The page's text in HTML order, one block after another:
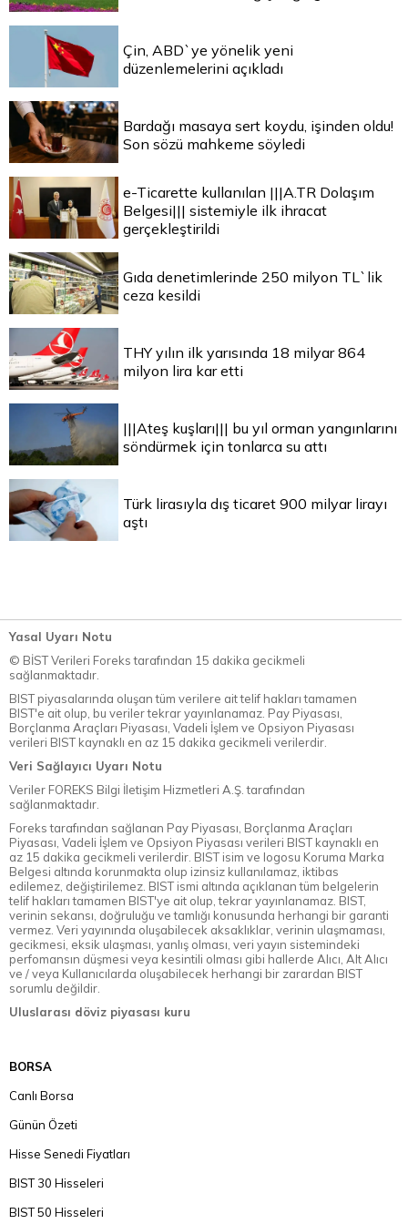
Çin, ABD`ye yönelik yeni
düzenlemelerini açıkladı
Bardağı masaya sert koydu, işinden oldu!
Son sözü mahkeme söyledi
e-Ticarette kullanılan |||A.TR Dolaşım
Belgesi||| sistemiyle ilk ihracat
gerçekleştirildi
Gıda denetimlerinde 250 milyon TL`lik
ceza kesildi
THY yılın ilk yarısında 18 milyar 864
milyon lira kar etti
|||Ateş kuşları||| bu yıl orman yangınlarını
söndürmek için tonlarca su attı
Türk lirasıyla dış ticaret 900 milyar lirayı
aştı
Yasal Uyarı Notu
© BİST Verileri Foreks tarafından 15 dakika gecikmeli
sağlanmaktadır.
BIST piyasalarında oluşan tüm verilere ait telif hakları tamamen
BIST'e ait olup, bu veriler tekrar yayınlanamaz. Pay Piyasası,
Borçlanma Araçları Piyasası, Vadeli İşlem ve Opsiyon Piyasası
verileri BIST kaynaklı en az 15 dakika gecikmeli verilerdir.
Veri Sağlayıcı Uyarı Notu
Veriler FOREKS Bilgi İletişim Hizmetleri A.Ş. tarafından
sağlanmaktadır.
Foreks tarafından sağlanan Pay Piyasası, Borçlanma Araçları
Piyasası, Vadeli İşlem ve Opsiyon Piyasası verileri BIST kaynaklı en
az 15 dakika gecikmeli verilerdir. BIST isim ve logosu Koruma Marka
Belgesi altında korunmakta olup izinsiz kullanılamaz, iktibas
edilemez, değiştirilemez. BIST ismi altında açıklanan tüm belgelerin
telif hakları tamamen BIST'ye ait olup, tekrar yayınlanamaz. BIST,
verinin sekansı, doğruluğu ve tamlığı konusunda herhangi bir garanti
vermez. Veri yayınında oluşabilecek aksaklıklar, verinin ulaşmaması,
gecikmesi, eksik ulaşması, yanlış olması, veri yayın sistemindeki
perfomansın düşmesi veya kesintili olması gibi hallerde Alıcı, Alt Alıcı
ve / veya Kullanıcılarda oluşabilecek herhangi bir zarardan BIST
sorumlu değildir.
Uluslarası döviz piyasası kuru
BORSA
Canlı Borsa
Günün Özeti
Hisse Senedi Fiyatları
BIST 30 Hisseleri
BIST 50 Hisseleri